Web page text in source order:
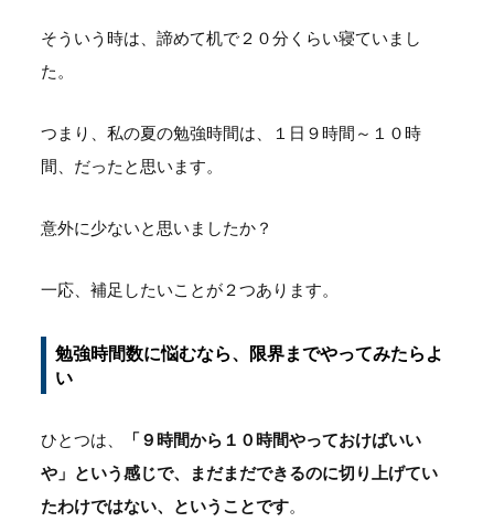
そういう時は、諦めて机で２０分くらい寝ていまし
た。
つまり、私の夏の勉強時間は、１日９時間～１０時
間、だったと思います。
意外に少ないと思いましたか？
一応、補足したいことが２つあります。
勉強時間数に悩むなら、限界までやってみたらよ
い
ひとつは、
「９時間から１０時間やっておけばいい
や」という感じで、まだまだできるのに切り上げてい
たわけではない、ということです。